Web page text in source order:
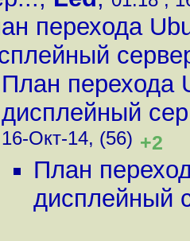
перехода
План перехода
дисплейный
16-Окт-14, (56) +2
План
дисплейный